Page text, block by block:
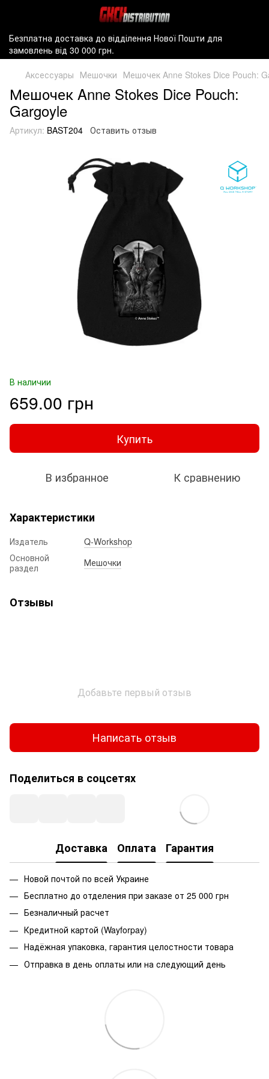
Безплатна доставка до відділення Нової Пошти для
замовлень від 30 000 грн.
Аксессуары Мешочки Мешочек Anne Stokes Dice Pouch:
Мешочек Anne Stokes Dice Pouch:
Gargoyle
Артикул: BAST204 Оставить отзыв
В наличии
659.00 грн
Купить
В избранное К сравнению
Характеристики
Издатель
Q-Workshop
Основной
раздел
Мешочки
Отзывы
Добавьте первый отзыв
Написать отзыв
Поделиться в соцсетях
Доставка Оплата Гарантия
Новой почтой по всей Украине
Бесплатно до отделения при заказе от 25 000 грн
Безналичный расчет
Кредитной картой (Wayforpay)
Надёжная упаковка, гарантия целостности товара
Отправка в день оплаты или на следующий день